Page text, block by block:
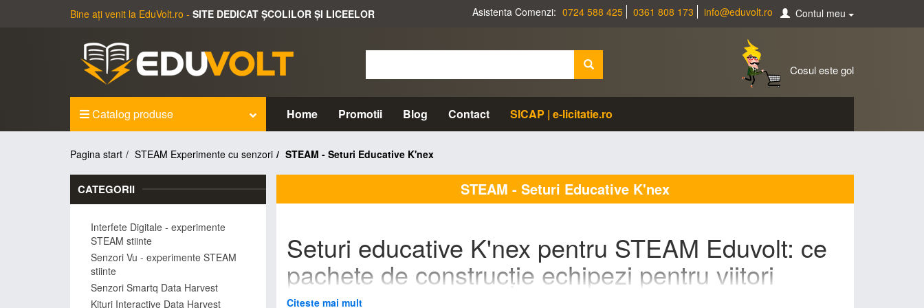
Bine ați venit la EduVolt.ro - SITE DEDICAT ȘCOLILOR ȘI LICEELOR Asistenta Comenzi: 0724 588 425 0361 808 173 info@eduvolt.ro Contul meu
Cosul este gol
Catalog produse Home Promotii Blog Contact SICAP | e-licitatie.ro
Pagina start STEAM Experimente cu senzori STEAM - Seturi Educative K'nex
CATEGORII
Interfete Digitale - experimente
STEAM stiinte
Senzori Vu - experimente STEAM
stiinte
Senzori Smartq Data Harvest
Kituri Interactive Data Harvest
STEAM - Seturi Educative K'nex
Seturi educative K'nex pentru STEAM Eduvolt: ce
pachete de construcție echipezi pentru viitori
ingineri?
Citeste mai mult